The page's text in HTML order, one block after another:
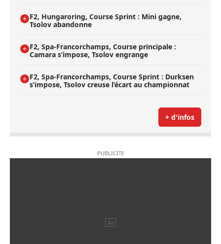
F2, Hungaroring, Course Sprint : Mini gagne,
Tsolov abandonne
F2, Spa-Francorchamps, Course principale :
Camara s’impose, Tsolov engrange
F2, Spa-Francorchamps, Course Sprint : Durksen
s’impose, Tsolov creuse l’écart au championnat
+ d'infos